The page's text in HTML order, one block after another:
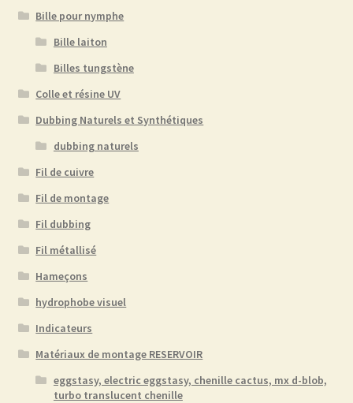
Bille pour nymphe
Bille laiton
Billes tungstène
Colle et résine UV
Dubbing Naturels et Synthétiques
dubbing naturels
Fil de cuivre
Fil de montage
Fil dubbing
Fil métallisé
Hameçons
hydrophobe visuel
Indicateurs
Matériaux de montage RESERVOIR
eggstasy, electric eggstasy, chenille cactus, mx d-blob,
turbo translucent chenille